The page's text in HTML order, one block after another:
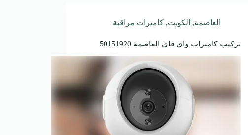
العاصمة, الكويت,كاميرات مراقبة
تركيب كاميرات واي فاي العاصمة 50151920